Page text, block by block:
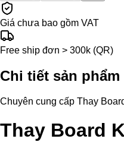
Giá chưa bao gồm VAT
Free ship đơn > 300k (QR)
Chi tiết sản phẩm
Chuyên cung cấp Thay
Thay Board